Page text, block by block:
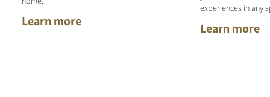
Learn more
experiences in any
Learn more